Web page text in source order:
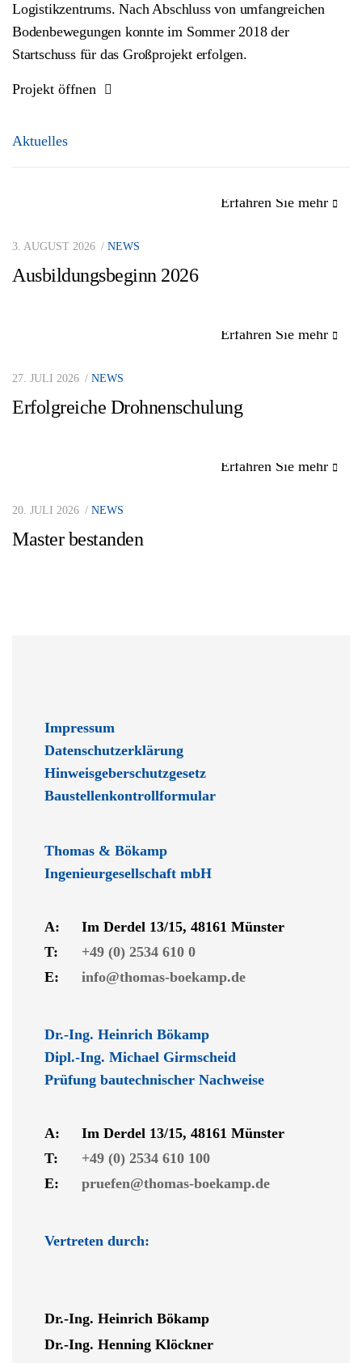
Logistikzentrums. Nach Abschluss von umfangreichen
Bodenbewegungen konnte im Sommer 2018 der
Startschuss für das Großprojekt erfolgen.
Projekt öffnen
Aktuelles
Erfahren Sie mehr
3. AUGUST 2026 NEWS
Ausbildungsbeginn 2026
Erfahren Sie mehr
27. JULI 2026 NEWS
Erfolgreiche Drohnenschulung
Erfahren Sie mehr
20. JULI 2026 NEWS
Master bestanden
Impressum
Datenschutzerklärung
Hinweisgeberschutzgesetz
Baustellenkontrollformular
Thomas & Bökamp
Ingenieurgesellschaft mbH
A:
Im Derdel 13/15, 48161 Münster
T:
+49 (0) 2534 610 0
E:
info@thomas-boekamp.de
Dr.-Ing. Heinrich Bökamp
Dipl.-Ing. Michael Girmscheid
Prüfung bautechnischer Nachweise
A:
Im Derdel 13/15, 48161 Münster
T:
+49 (0) 2534 610 100
E:
pruefen@thomas-boekamp.de
Vertreten durch:
Dr.-Ing. Heinrich Bökamp
Dr.-Ing. Henning Klöckner